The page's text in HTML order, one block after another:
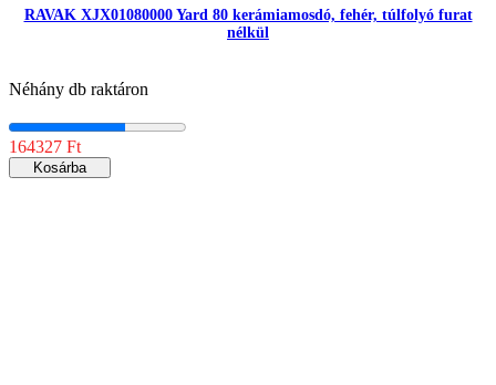
RAVAK XJX01080000 Yard 80 kerámiamosdó, fehér, túlfolyó furat
nélkül
Néhány db raktáron
164327 Ft
Kosárba